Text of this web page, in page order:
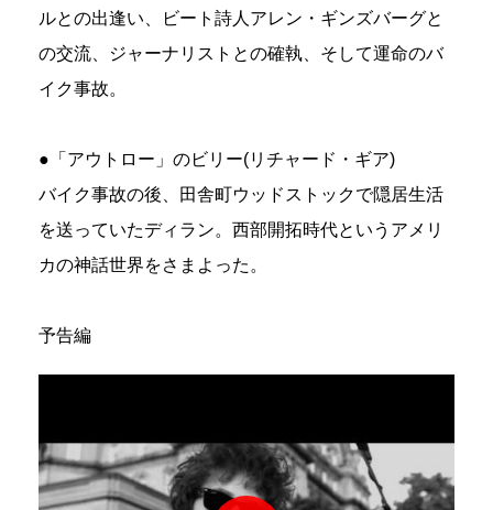
ルとの出逢い、ビート詩人アレン・ギンズバーグと
の交流、ジャーナリストとの確執、そして運命のバ
イク事故。
●「アウトロー」のビリー(リチャード・ギア)
バイク事故の後、田舎町ウッドストックで隠居生活
を送っていたディラン。西部開拓時代というアメリ
カの神話世界をさまよった。
予告編